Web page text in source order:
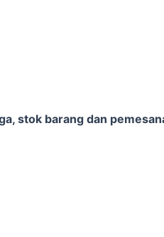
stok barang dan